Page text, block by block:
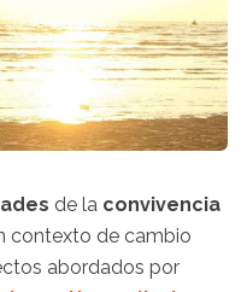
de la convivencia
contexto de cambio
abordados por